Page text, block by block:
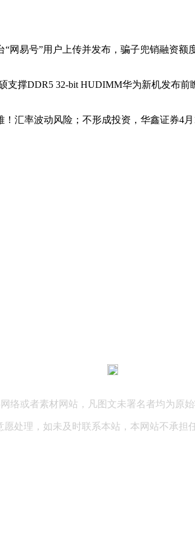
号”用户上传并发布，骗子兜销融资额
DDR5 32-bit HUDIMM华为新机发布前
率波动风险；不形成投资，华鑫证券4
络或者素材网站，凡图文未署名者均为原
处理，如未及时联系本站，本网站不承担